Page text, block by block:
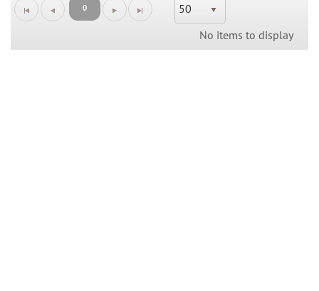
0
50
No items to display